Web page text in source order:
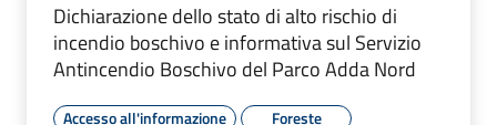
Dichiarazione dello stato di alto rischio di
incendio boschivo e informativa sul Servizio
Antincendio Boschivo del Parco Adda Nord
Accesso all'informazione
Foreste